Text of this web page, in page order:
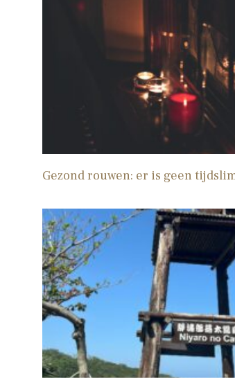
Gezond rouwen: er is geen